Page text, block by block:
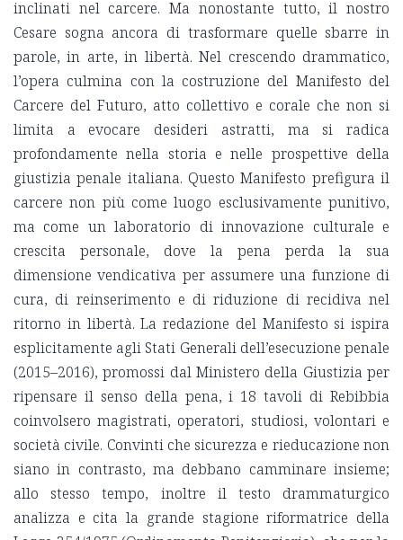
inclinati nel carcere. Ma nonostante tutto, il nostro
Cesare sogna ancora di trasformare quelle sbarre in
parole, in arte, in libertà. Nel crescendo drammatico,
l’opera culmina con la costruzione del Manifesto del
Carcere del Futuro, atto collettivo e corale che non si
limita a evocare desideri astratti, ma si radica
profondamente nella storia e nelle prospettive della
giustizia penale italiana. Questo Manifesto prefigura il
carcere non più come luogo esclusivamente punitivo,
ma come un laboratorio di innovazione culturale e
crescita personale, dove la pena perda la sua
dimensione vendicativa per assumere una funzione di
cura, di reinserimento e di riduzione di recidiva nel
ritorno in libertà. La redazione del Manifesto si ispira
esplicitamente agli Stati Generali dell’esecuzione penale
(2015–2016), promossi dal Ministero della Giustizia per
ripensare il senso della pena, i 18 tavoli di Rebibbia
coinvolsero magistrati, operatori, studiosi, volontari e
società civile. Convinti che sicurezza e rieducazione non
siano in contrasto, ma debbano camminare insieme;
allo stesso tempo, inoltre il testo drammaturgico
analizza e cita la grande stagione riformatrice della